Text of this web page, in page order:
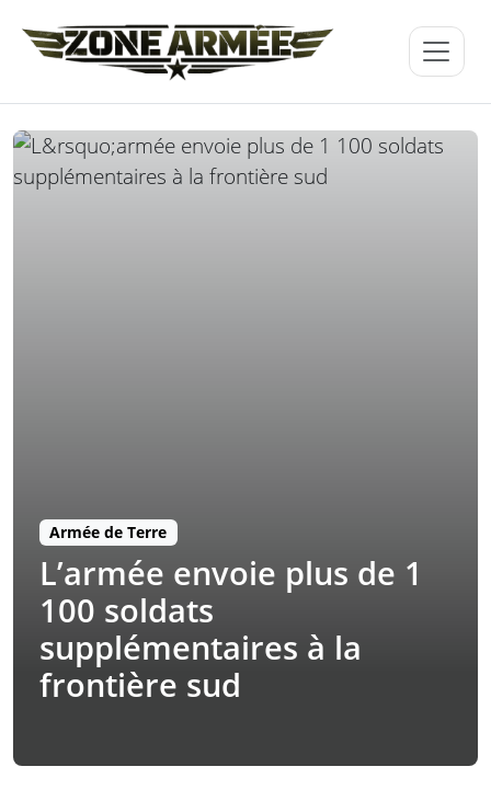
Armée de Terre
L’armée envoie plus de 1
100 soldats
supplémentaires à la
frontière sud